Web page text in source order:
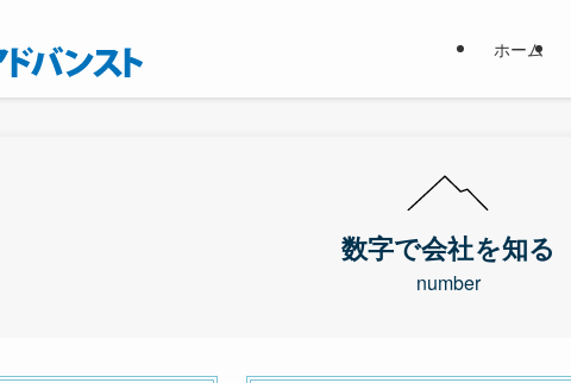
ホーム
数字で会社を知る
number